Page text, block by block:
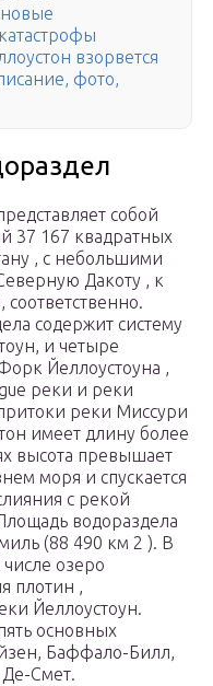
новые
взорвется
фото,
собой
37 167 квадратных
, с небольшими
Дакоту , к
содержит систему
и четыре
Йеллоустоуна ,
реки и реки
реки Миссури
имеет длину более
высота превышает
моря и спускается
с рекой
водораздела
(88 490 км 2 ). В
озеро
плотин ,
Йеллоустоун.
основных
Баффало-Билл,
Смет.